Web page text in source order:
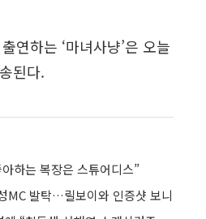
연하는 ‘마녀사냥’은 오늘
된다.
아하는 복장은 스튜어디스”
MC 발탁…릴보이와 인증샷 보니